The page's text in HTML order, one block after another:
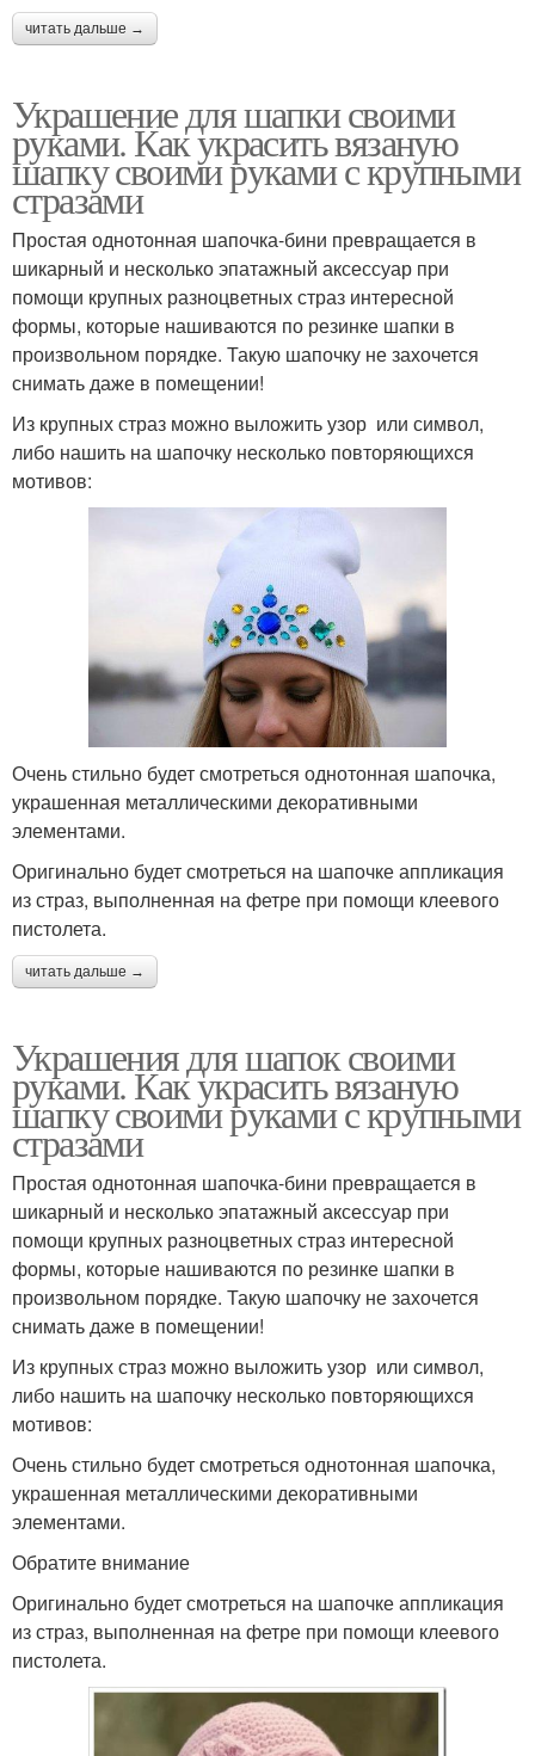
читать дальше →
Украшение для шапки своими
руками. Как украсить вязаную
шапку своими руками с крупными
стразами
Простая однотонная шапочка-бини превращается в
шикарный и несколько эпатажный аксессуар при
помощи крупных разноцветных страз интересной
формы, которые нашиваются по резинке шапки в
произвольном порядке. Такую шапочку не захочется
снимать даже в помещении!
Из крупных страз можно выложить узор или символ,
либо нашить на шапочку несколько повторяющихся
мотивов:
Очень стильно будет смотреться однотонная шапочка,
украшенная металлическими декоративными
элементами.
Оригинально будет смотреться на шапочке аппликация
из страз, выполненная на фетре при помощи клеевого
пистолета.
читать дальше →
Украшения для шапок своими
руками. Как украсить вязаную
шапку своими руками с крупными
стразами
Простая однотонная шапочка-бини превращается в
шикарный и несколько эпатажный аксессуар при
помощи крупных разноцветных страз интересной
формы, которые нашиваются по резинке шапки в
произвольном порядке. Такую шапочку не захочется
снимать даже в помещении!
Из крупных страз можно выложить узор или символ,
либо нашить на шапочку несколько повторяющихся
мотивов:
Очень стильно будет смотреться однотонная шапочка,
украшенная металлическими декоративными
элементами.
Обратите внимание
Оригинально будет смотреться на шапочке аппликация
из страз, выполненная на фетре при помощи клеевого
пистолета.